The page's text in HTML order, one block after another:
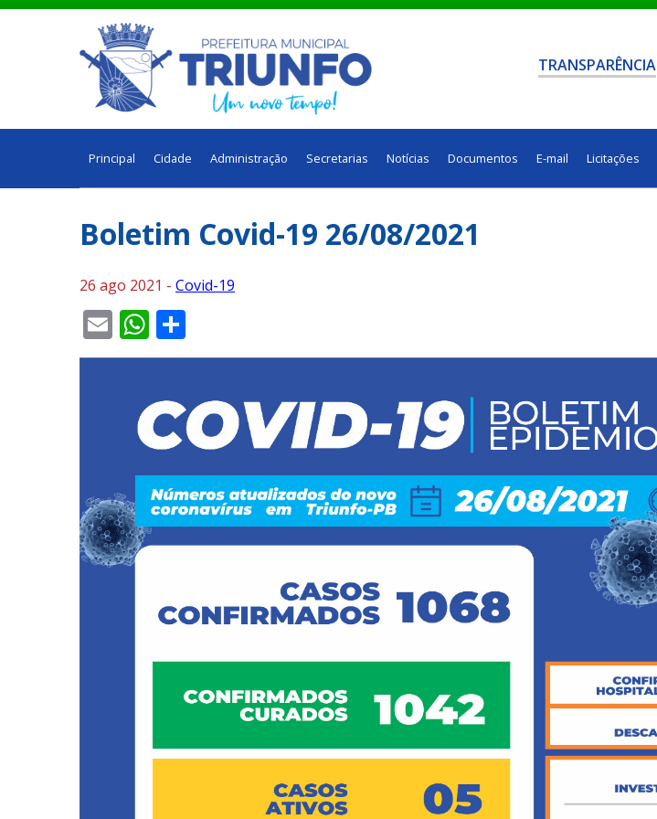
TRANSPARÊNCIA
Principal Cidade Administração Secretarias Notícias Documentos E-mail Licitações
Boletim Covid-19 26/08/2021
26 ago 2021 - Covid-19
EmailWhatsApp